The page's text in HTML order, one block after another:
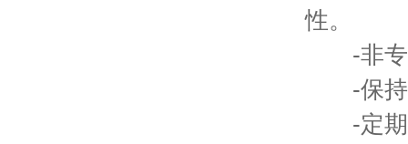
性。
-非专
-保持
-定期